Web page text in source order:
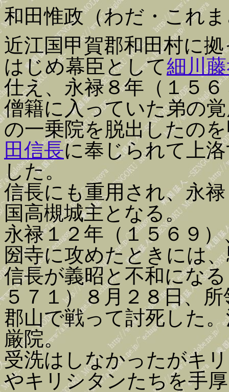
和田惟政（わだ・これ
近江国甲賀郡和田村に
はじめ幕臣として細川
仕え、永禄８年（１５
僧籍に入っていた弟の
の一乗院を脱出したの
田信長に奉じられて上
した。
信長にも重用され、永
国高槻城主となる。
永禄１２年（１５６９）
圀寺に攻めたときには
信長が義昭と不和にな
５７１）８月２８日、
郡山で戦って討死した
厳院。
受洗はしなかったがキ
やキリシタンたちを手